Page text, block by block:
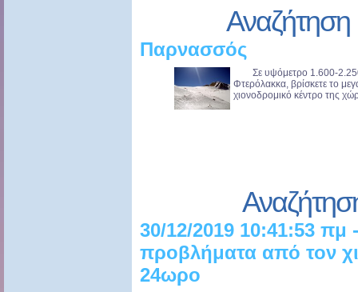
Αναζήτηση
Παρνασσός
Σε υψόμετρο 1.600-2.250
Φτερόλακκα, βρίσκετε το
χιονοδρομικό κέντρο της
30/12/2019 10:41:53
προβλήματα από τον
24ωρο